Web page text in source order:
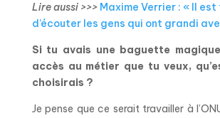
Lire aussi >>> Maxime Verrier : « Il est
d’écouter les gens qui ont grandi
Si tu avais une baguette
accès au métier que tu veux,
choisirais ?
Je pense que ce serait travailler à